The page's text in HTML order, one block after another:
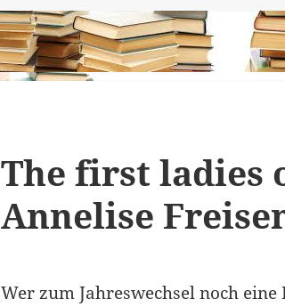
The first ladies
Annelise
Wer zum Jahreswechsel noch